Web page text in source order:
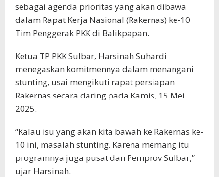
sebagai agenda prioritas yang akan dibawa
dalam Rapat Kerja Nasional (Rakernas) ke-10
Tim Penggerak PKK di Balikpapan.
Ketua TP PKK Sulbar, Harsinah Suhardi
menegaskan komitmennya dalam menangani
stunting, usai mengikuti rapat persiapan
Rakernas secara daring pada Kamis, 15 Mei
2025.
“Kalau isu yang akan kita bawah ke Rakernas ke-
10 ini, masalah stunting. Karena memang itu
programnya juga pusat dan Pemprov Sulbar,”
ujar Harsinah.